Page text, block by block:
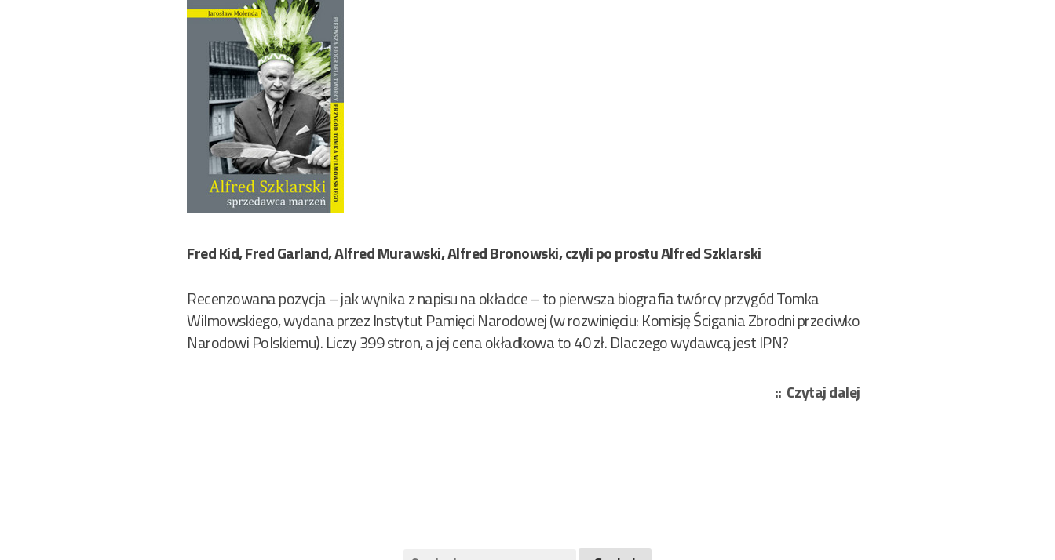
Fred Kid, Fred Garland, Alfred Murawski, Alfred Bronowski, czyli po prostu Alfred Szklarski
Recenzowana pozycja – jak wynika z napisu na okładce – to pierwsza biografia twórcy przygód Tomka
Wilmowskiego, wydana przez Instytut Pamięci Narodowej (w rozwinięciu: Komisję Ścigania Zbrodni przeciwko
Narodowi Polskiemu). Liczy 399 stron, a jej cena okładkowa to 40 zł. Dlaczego wydawcą jest IPN?
Czytaj dalej„Molenda